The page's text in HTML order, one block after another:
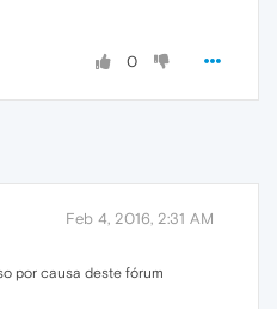
0
Feb 4, 2016, 2:31 AM
por causa deste fórum